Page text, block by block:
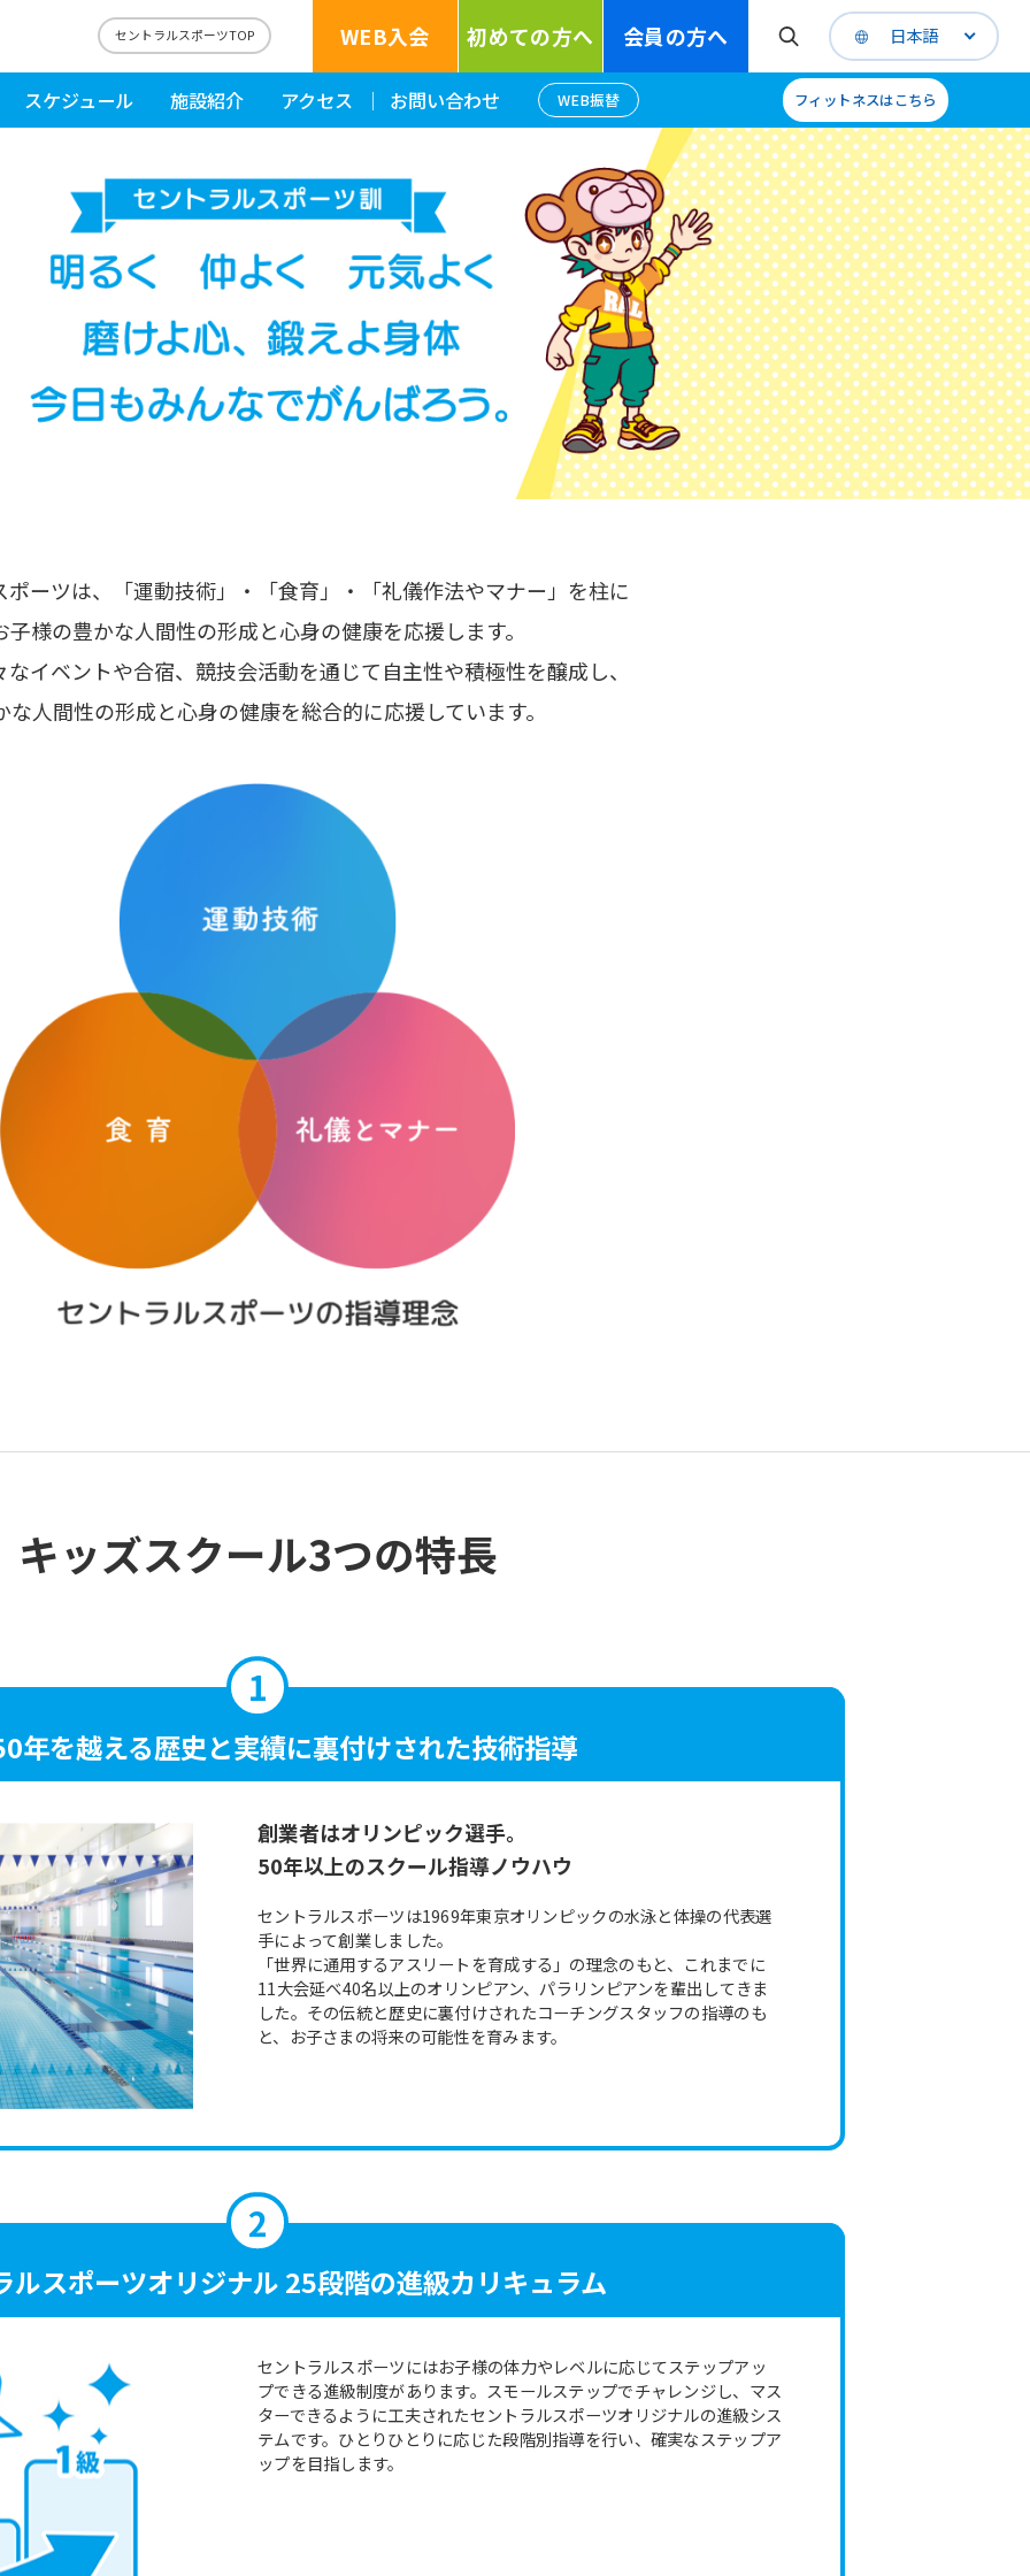
セントラルスポーツTOP WEB入会 初めての方へ 会員の方へ 日本語
スケジュール 施設紹介 アクセス お問い合わせ WEB振替 フィットネスはこちら
ポーツは、「運動技術」・「食育」・「礼儀作法やマナー」を柱に
子様の豊かな人間性の形成と心身の健康を応援します。
イベントや合宿、競技会活動を通じて自主性や積極性を醸成し、
な人間性の形成と心身の健康を総合的に応援しています。
キッズスクール3つの特長
年を越える歴史と実績に裏付けされた技術指導
創業者はオリンピック選手。
50年以上のスクール指導ノウハウ
セントラルスポーツは1969年東京オリンピックの水泳と体操の代表選
手によって創業しました。
「世界に通用するアスリートを育成する」の理念のもと、これまでに
11大会延べ40名以上のオリンピアン、パラリンピアンを輩出してきま
した。その伝統と歴史に裏付けされたコーチングスタッフの指導のも
と、お子さまの将来の可能性を育みます。
ルスポーツオリジナル 25段階の進級カリキュラム
セントラルスポーツにはお子様の体力やレベルに応じてステップアッ
プできる進級制度があります。スモールステップでチャレンジし、マス
ターできるように工夫されたセントラルスポーツオリジナルの進級シス
テムです。ひとりひとりに応じた段階別指導を行い、確実なステップア
ップを目指します。
For foreigners
automatic translation) to return to
However, if you use an automatic
translation service, the Japanese
The translation may differ from the
original content. We ask that you
fully understand this before using